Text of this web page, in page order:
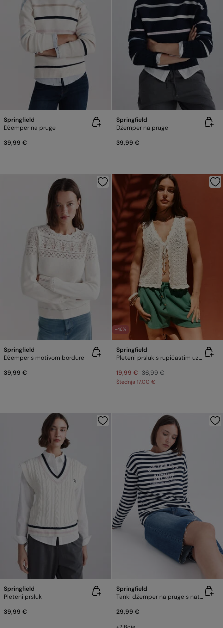
Springfield
Džemper na pruge
39,99 €
Springfield
Džemper na pruge
39,99 €
Springfield
Džemper s motivom bordure
39,99 €
-46%
Springfield
Pleteni prsluk s rupičastim uzorkom
19,99 € 36,99 €
Štednja 17,00 €
Springfield
Pleteni prsluk
39,99 €
Springfield
Tanki džemper na pruge s natpisom
29,99 €
+2 Boje